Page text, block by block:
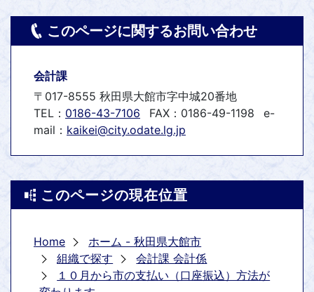
このページに関するお問い合わせ
会計課
〒017-8555 秋田県大館市字中城20番地
TEL： 0186-43-7106 FAX：0186-49-1198
e-
mail： kaikei@city.odate.lg.jp
このページの現在位置
Home
ホーム - 秋田県大館市
組織で探す
会計課 会計係
１０月から市の支払い（口座振込）方法が